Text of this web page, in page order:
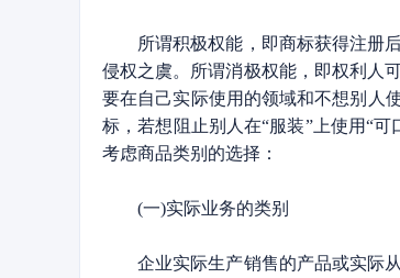
所谓积极权能，即商标获得注册后
侵权之虞。所谓消极权能，即权利人
要在自己实际使用的领域和不想别人
标，若想阻止别人在“服装”上使用“
考虑商品类别的选择：
(一)实际业务的类别
企业实际生产销售的产品或实际从